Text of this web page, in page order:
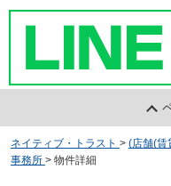
ネイティブ・トラスト > (店舗(賃
事務所 > 物件詳細